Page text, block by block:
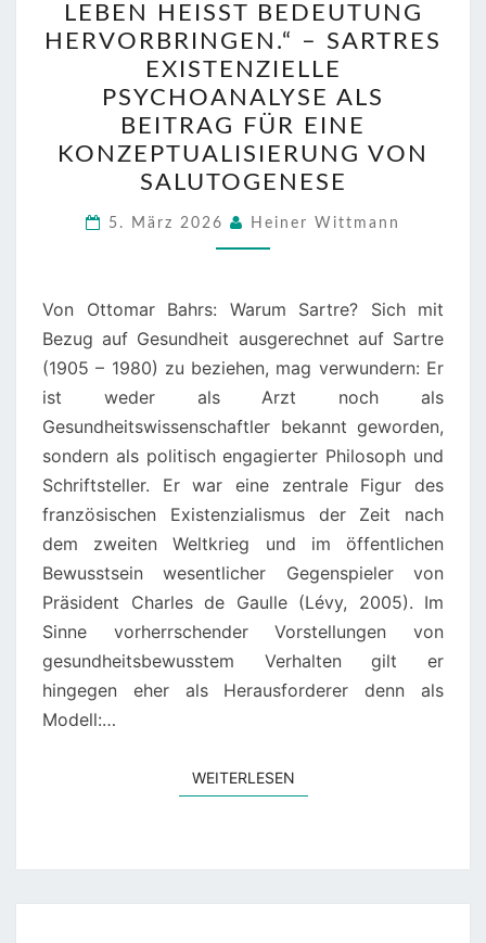
HEISST B
EDEUTUNG H
ERVORBRINGEN.“ –
S
ARTRES E
XISTENZIELLE P
SYCHOANALYSE A
LS B
EITRAG F
INE K
ONZEPTUALISIERUNG V
ON S
ALUTOGENESE
LEBEN HEISST BEDEUTUNG H
ERVORBRINGEN.“ – SARTRES E
XISTENZIELLE P
SYCHOANALYSE ALS B
EITRAG FÜR EINE K
ONZEPTUALISIERUNG VON S
ALUTOGENESE
5. März 2026 Heiner Wittmann
Von Ottomar Bahrs: Warum Sartre? Sich mit
Bezug auf Gesundheit ausgerechnet auf Sartre
(1905 – 1980) zu beziehen, mag verwundern: Er
ist weder als Arzt noch als
Gesundheitswissenschaftler bekannt geworden,
sondern als politisch engagierter Philosoph und
Schriftsteller. Er war eine zentrale Figur des
französischen Existenzialismus der Zeit nach
dem zweiten Weltkrieg und im öffentlichen
Bewusstsein wesentlicher Gegenspieler von
Präsident Charles de Gaulle (Lévy, 2005). Im
Sinne vorherrschender Vorstellungen von
gesundheitsbewusstem Verhalten gilt er
hingegen eher als Herausforderer denn als
Modell:…
WEITERLESENWEITERLESEN